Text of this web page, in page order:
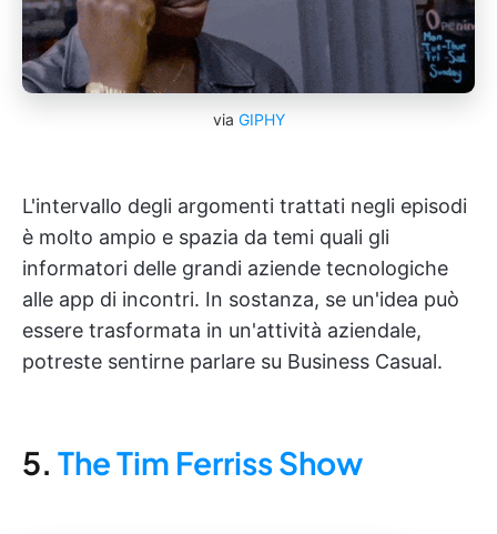
via GIPHY
L'intervallo degli argomenti trattati negli episodi
è molto ampio e spazia da temi quali gli
informatori delle grandi aziende tecnologiche
alle app di incontri. In sostanza, se un'idea può
essere trasformata in un'attività aziendale,
potreste sentirne parlare su Business Casual.
5. The Tim Ferriss Show